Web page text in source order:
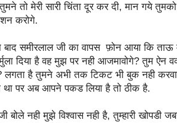
तो मेरी सारी चिंता दूर कर दी, मान गये
करोगे.
बाद समीरलाल जी का वापस फ़ोन आया कि
दिया है वह मुझ पर नही आजमावोगे? तुम ऐन
लगता है तुमने अभी तक टिकट भी बुक नही
था पर अब आपने पकड लिया है तो ठीक है.
बोले नही मुझे विश्वास नही है, तुम्हारी खोपडी